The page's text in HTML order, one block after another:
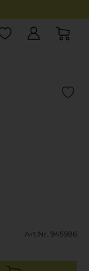
Art.Nr. 945986